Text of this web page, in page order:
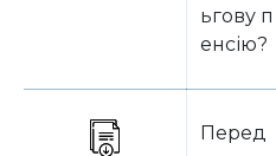
ьгову п
енсію?
Перед